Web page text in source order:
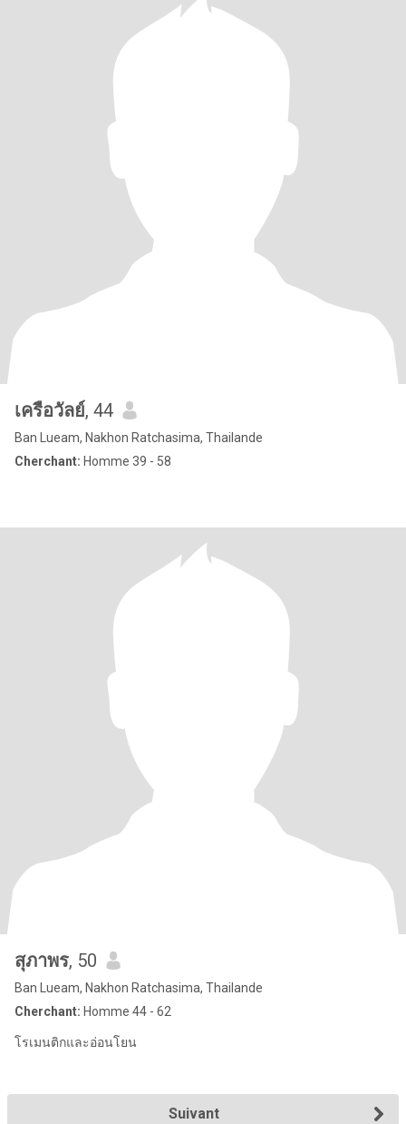
เครือวัลย์, 44
Ban Lueam, Nakhon Ratchasima, Thailande
Cherchant: Homme 39 - 58
สุภาพร, 50
Ban Lueam, Nakhon Ratchasima, Thailande
Cherchant: Homme 44 - 62
โรเมนติกและอ่อนโยน
Suivant